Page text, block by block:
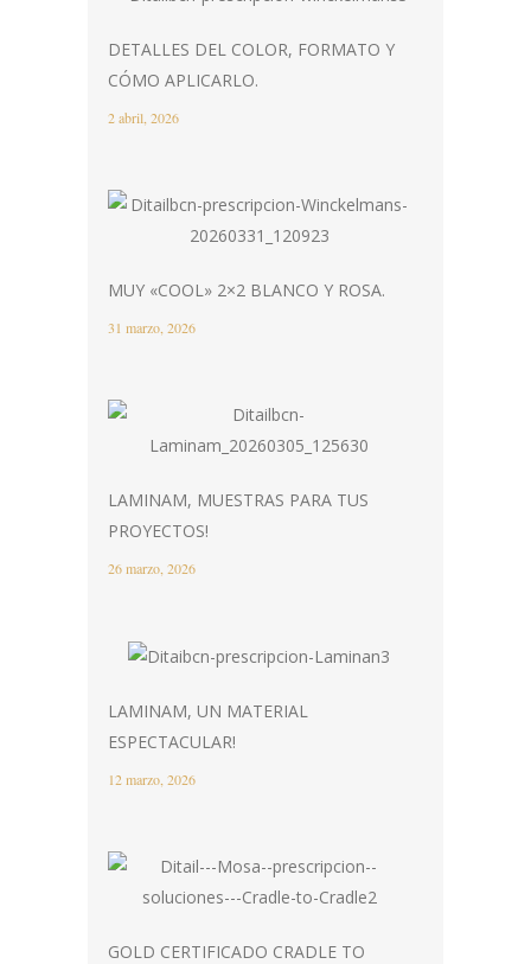
DETALLES DEL COLOR, FORMATO Y
CÓMO APLICARLO.
2 abril, 2026
MUY «COOL» 2×2 BLANCO Y ROSA.
31 marzo, 2026
LAMINAM, MUESTRAS PARA TUS
PROYECTOS!
26 marzo, 2026
LAMINAM, UN MATERIAL
ESPECTACULAR!
12 marzo, 2026
GOLD CERTIFICADO CRADLE TO